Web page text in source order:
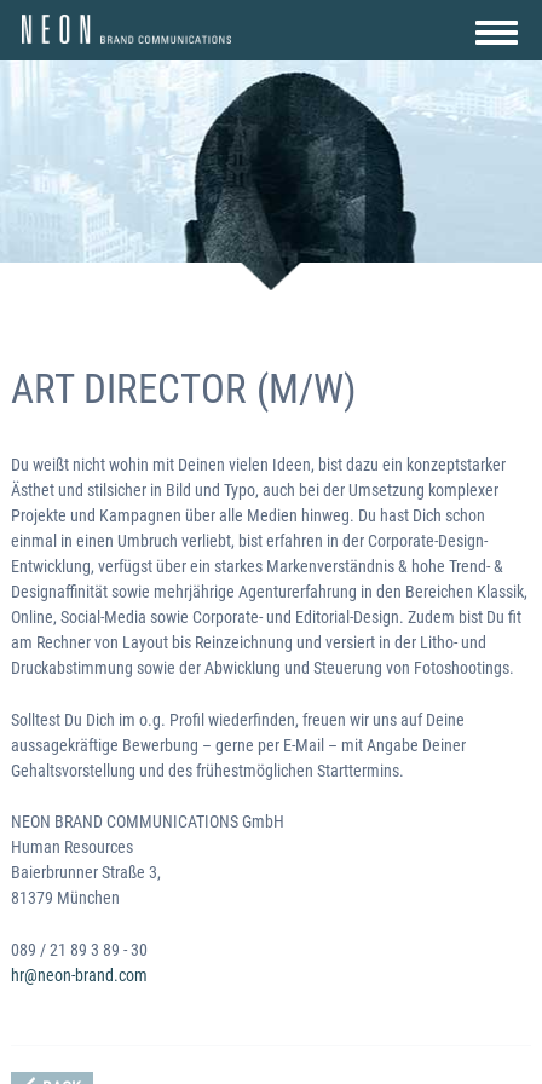
AGENTUR
LEISTUNGEN
REFERENZEN
KARRIERE
KONTAKT
ART DIRECTOR (M/W)
Du weißt nicht wohin mit Deinen vielen Ideen, bist dazu ein konzeptstarker
Ästhet und stilsicher in Bild und Typo, auch bei der Umsetzung komplexer
Projekte und Kampagnen über alle Medien hinweg. Du hast Dich schon
einmal in einen Umbruch verliebt, bist erfahren in der Corporate-Design-
Entwicklung, verfügst über ein starkes Markenverständnis & hohe Trend- &
Designaffinität sowie mehrjährige Agenturerfahrung in den Bereichen Klassik,
Online, Social-Media sowie Corporate- und Editorial-Design. Zudem bist Du fit
am Rechner von Layout bis Reinzeichnung und versiert in der Litho- und
Druckabstimmung sowie der Abwicklung und Steuerung von Fotoshootings.
Solltest Du Dich im o.g. Profil wiederfinden, freuen wir uns auf Deine
aussagekräftige Bewerbung – gerne per E-Mail – mit Angabe Deiner
Gehaltsvorstellung und des frühestmöglichen Starttermins.
NEON BRAND COMMUNICATIONS GmbH
Human Resources
Baierbrunner Straße 3,
81379 München
089 / 21 89 3 89 - 30
hr@neon-brand.com